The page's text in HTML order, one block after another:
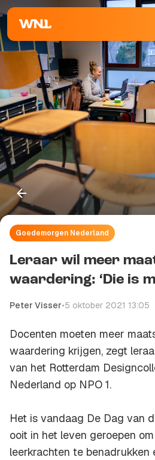
Goedemorgen Nederland
Leraar wil meer
waardering: ‘Die is
Peter Visser•5 oktober 2021 13:05
Docenten moeten meer
waardering krijgen, zegt
van het Rotterdam
Nederland op NPO 1.
Het is vandaag De Dag van
ooit in het leven geroepen
leerkrachten te benadrukken